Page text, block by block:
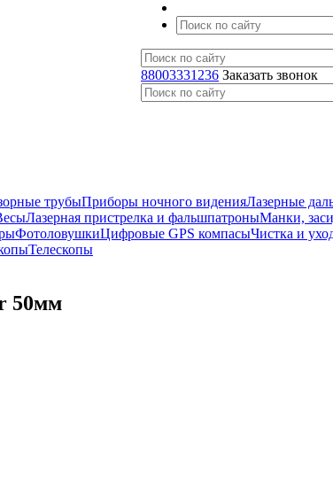
88003331236 Заказать звонок
трубыПриборы ночного виденияЛазерные
Лазерная пристрелка и фальшпатроныМанки,
ФотоловушкиЦифровые GPS компасыЧистка и
Телескопы
50мм